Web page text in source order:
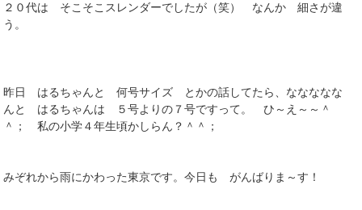
２０代は そこそこスレンダーでしたが（笑） なんか 細さが違
う。
昨日 はるちゃんと 何号サイズ とかの話してたら、ななななな
んと はるちゃんは ５号よりの７号ですって。 ひ～え～～＾
＾； 私の小学４年生頃かしらん？＾＾；
みぞれから雨にかわった東京です。今日も がんばりま～す！